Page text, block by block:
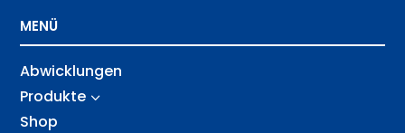
MENÜ
Abwicklungen
Produkte 3
Shop